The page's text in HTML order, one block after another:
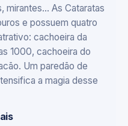
mirantes... As Cataratas
e possuem quatro
cachoeira da
1000, cachoeira do
Um paredão de
a magia desse